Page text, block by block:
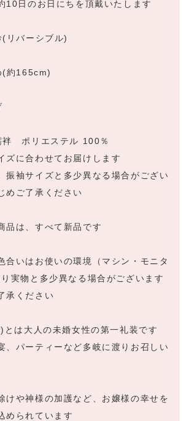
10日のお日にちを頂戴いたします
リバーシブル)
(約165cm)
袢 ポリエステル 100％
ズに合わせてお届けします
振袖サイズと多少異なる場合がござい
めご了承ください
品は、すべて新品です
合いはお使いの環境（マシン・モニタ
実物と多少異なる場合がございます
承ください
とは大人の未婚女性の第一礼装です
、パーティーなど多岐に渡りお召しい
けや神様の加護など、お嬢様の幸せを
められています